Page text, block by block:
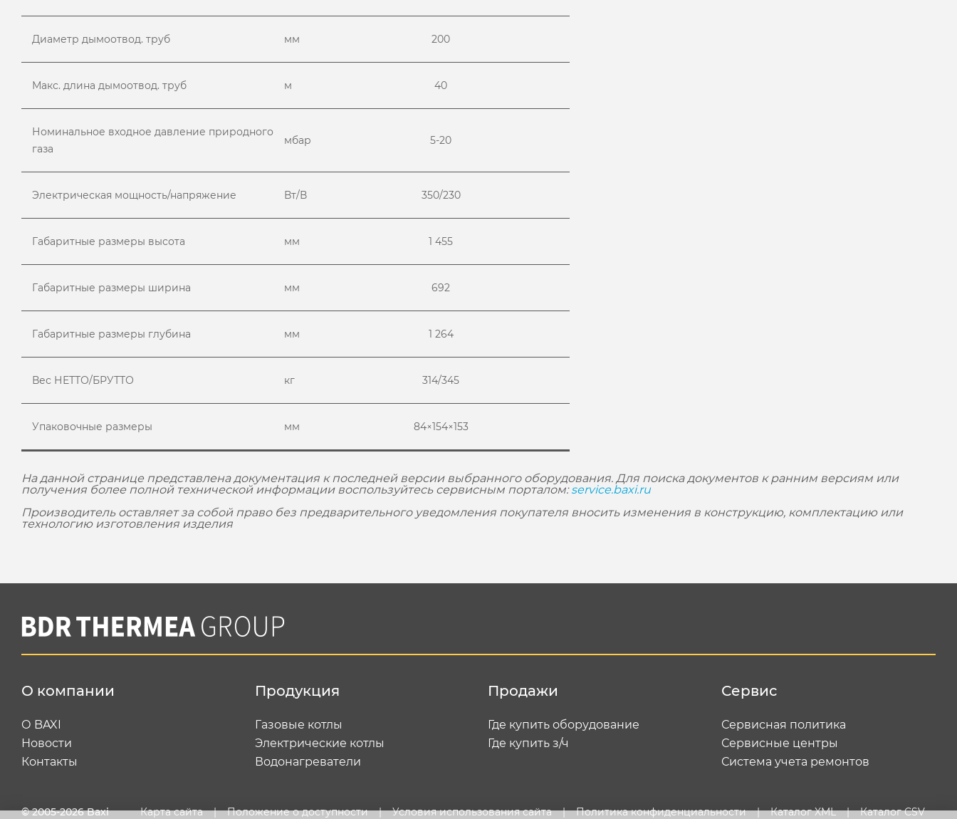
Диаметр дымоотвод. труб мм 200
Макс. длина дымоотвод. труб м 40
Номинальное входное давление природного
газа
мбар 5-20
Электрическая мощность/напряжение Вт/В 350/230
Габаритные размеры высота мм 1 455
Габаритные размеры ширина мм 692
Габаритные размеры глубина мм 1 264
Вес НЕТТО/БРУТТО кг 314/345
Упаковочные размеры мм 84×154×153
На данной странице представлена документация к последней версии выбранного оборудования. Для поиска документов к ранним версиям или
получения более полной технической информации воспользуйтесь сервисным порталом:service.baxi.ru
Производитель оставляет за собой право без предварительного уведомления покупателя вносить изменения в конструкцию, комплектацию или
технологию изготовления изделия
О компании
О BAXI
Новости
Контакты
Продукция
Газовые котлы
Электрические котлы
Водонагреватели
Продажи
Где купить оборудование
Где купить з/ч
Сервис
Сервисная политика
Сервисные центры
Система учета ремонтов
© 2005-2026 Baxi Карта сайта | Положение о доступности | Условия использования сайта | Политика конфиденциальности | Каталог XML | Каталог CSV